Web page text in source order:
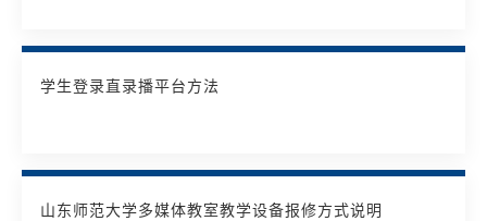
学生登录直录播平台方法
山东师范大学多媒体教室教学设备报修方式说明